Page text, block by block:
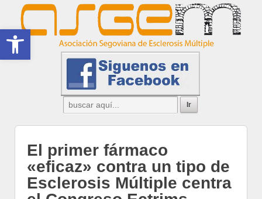
Abrir barra de herramientas
El primer fármaco
«eficaz» contra un tipo de
Esclerosis Múltiple centra